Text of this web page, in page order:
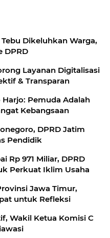
Dikeluhkan Warga,
DPRD
Layanan Digitalisasi
& Transparan
Pemuda Adalah
Kebangsaan
DPRD Jatim
Pendidik
Rp 971 Miliar, DPRD
Perkuat Iklim Usaha
Jawa Timur,
untuk Refleksi
Wakil Ketua Komisi C